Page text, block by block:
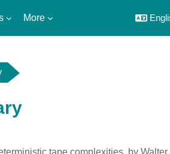
More
tape complexities, by Walter